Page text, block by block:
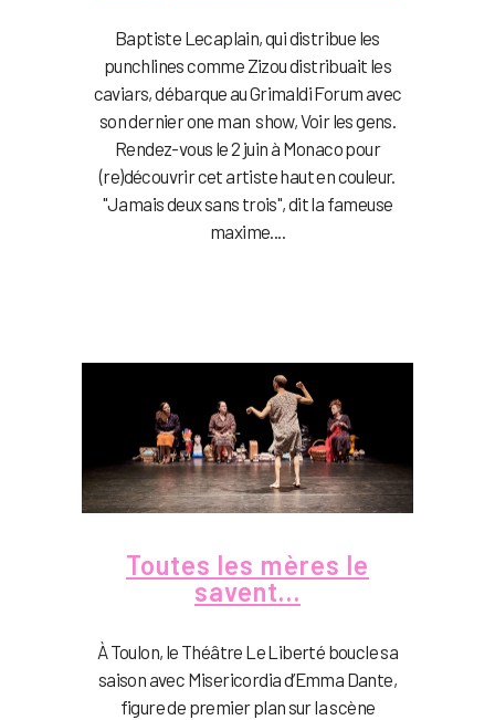
Baptiste Lecaplain, qui distribue les
punchlines comme Zizou distribuait les
caviars, débarque au Grimaldi Forum avec
son dernier one man show, Voir les gens.
Rendez-vous le 2 juin à Monaco pour
(re)découvrir cet artiste haut en couleur.
"Jamais deux sans trois", dit la fameuse
maxime....
Toutes les mères le
savent…
À Toulon, le Théâtre Le Liberté boucle sa
saison avec Misericordia d’Emma Dante,
figure de premier plan sur la scène